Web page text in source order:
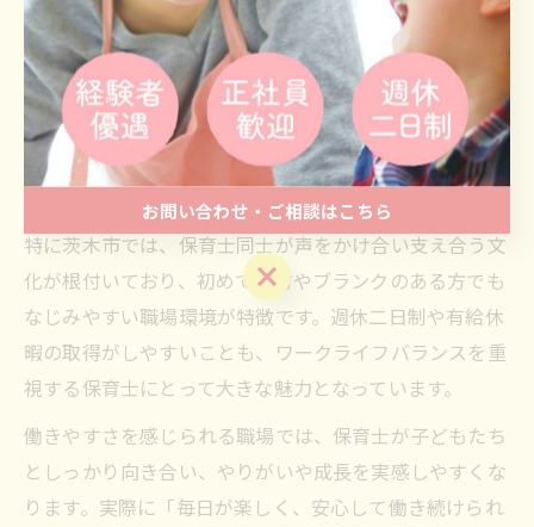
保育士が長く安心して働くには、職場の「働きやすさ」
が非常に重要です。大阪府茨木市は自然や住みやすさで
注目されており、子育て世帯が多く集まるため、保育士
のニーズも高まっています。働きやすい職場とは、単に
給与や休日だけでなく、人間関係や成長機会、そしてサ
ポート体制が整っていることが大切です。
特に茨木市では、保育士同士が声をかけ合い支え合う文
化が根付いており、初めての方やブランクのある方でも
なじみやすい職場環境が特徴です。週休二日制や有給休
暇の取得がしやすいことも、ワークライフバランスを重
視する保育士にとって大きな魅力となっています。
働きやすさを感じられる職場では、保育士が子どもたち
としっかり向き合い、やりがいや成長を実感しやすくな
ります。実際に「毎日が楽しく、安心して働き続けられ
お問い合わせ・ご相談はこちら
お問い合わせ・ご相談はこちら